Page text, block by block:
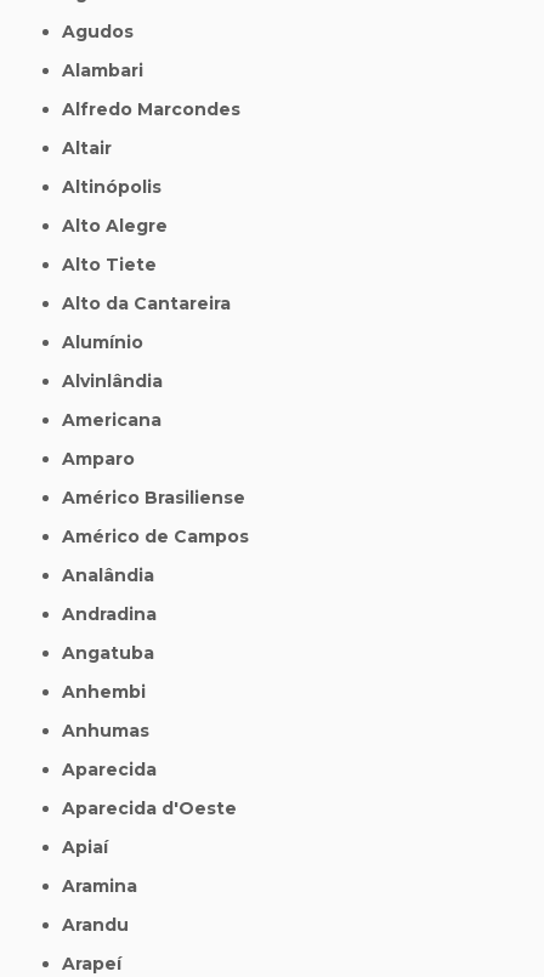
Agudos
Alambari
Alfredo Marcondes
Altair
Altinópolis
Alto Alegre
Alto Tiete
Alto da Cantareira
Alumínio
Alvinlândia
Americana
Amparo
Américo Brasiliense
Américo de Campos
Analândia
Andradina
Angatuba
Anhembi
Anhumas
Aparecida
Aparecida d'Oeste
Apiaí
Aramina
Arandu
Arapeí